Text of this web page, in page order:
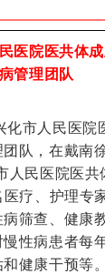
医院医共体
管理团队
化市人民医院
队，在戴南
人民医院医
疗、护理专
筛查、健康
性病患者每
健康干预等